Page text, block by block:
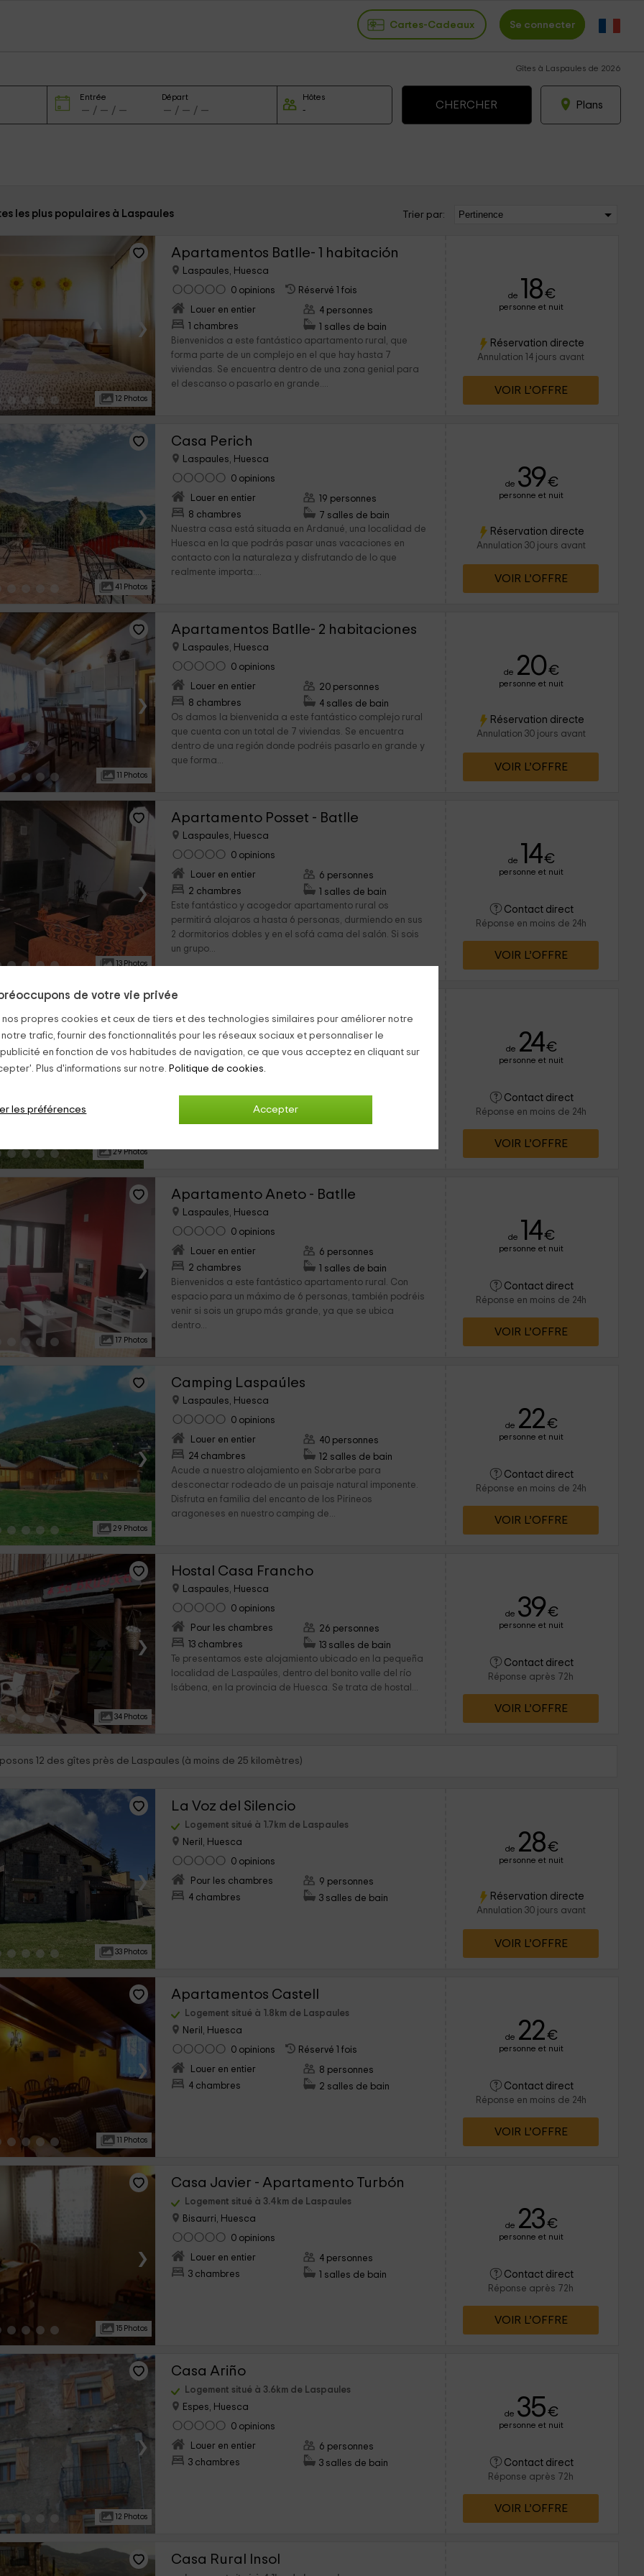
de votre vie privée
nos propres cookies et ceux de tiers et des technologies similaires pour améliorer notre
trafic, fournir des fonctionnalités pour les réseaux sociaux et personnaliser le
en fonction de vos habitudes de navigation, ce que vous acceptez en cliquant sur
Plus d'informations sur notre. Politique de cookies.
Accepter
les préférences
Cartes-Cadeaux Se connecter
Gîtes à Laspaules de 2026
Entrée Départ Hôtes
Plans
les plus populaires à Laspaules Trier par:
›
12 Photos
Apartamentos Batlle- 1 habitación
Laspaules, Huesca
0 opinions
Réservé 1 fois
Louer en entier
1 chambres
4 personnes
1 salles de bain
Bienvenidos a este fantástico apartamento rural, que
forma parte de un complejo en el que hay hasta 7
viviendas. Se encuentra dentro de una zona genial para
el descanso o pasarlo en grande....
de 18€
personne et nuit
Réservation directe
Annulation 14 jours avant
VOIR L’OFFRE
›
41 Photos
Casa Perich
Laspaules, Huesca
0 opinions
Louer en entier
8 chambres
19 personnes
7 salles de bain
Nuestra casa está situada en Ardanué, una localidad de
Huesca en la que podrás pasar unas vacaciones en
contacto con la naturaleza y disfrutando de lo que
realmente importa:...
de 39€
personne et nuit
Réservation directe
Annulation 30 jours avant
VOIR L’OFFRE
›
11 Photos
Apartamentos Batlle- 2 habitaciones
Laspaules, Huesca
0 opinions
Louer en entier
8 chambres
20 personnes
4 salles de bain
Os damos la bienvenida a este fantástico complejo rural
que cuenta con un total de 7 viviendas. Se encuentra
dentro de una región donde podréis pasarlo en grande y
que forma...
de 20€
personne et nuit
Réservation directe
Annulation 30 jours avant
VOIR L’OFFRE
›
13 Photos
Apartamento Posset - Batlle
Laspaules, Huesca
0 opinions
Louer en entier
2 chambres
6 personnes
1 salles de bain
Este fantástico y acogedor apartamento rural os
permitirá alojaros a hasta 6 personas, durmiendo en sus
2 dormitorios dobles y en el sofá cama del salón. Si sois
un grupo...
de 14€
personne et nuit
Contact direct
Réponse en moins de 24h
VOIR L’OFFRE
›
29 Photos
Laspaules, Huesca
Louer en entier
Nuestro complejo de alojamientos se encuentra dentro
de la provincia de Huesca, que es un destino ideal para
que puedas disfrutar de la belleza de Laspaúles. En el
de 24€
personne et nuit
Contact direct
Réponse en moins de 24h
VOIR L’OFFRE
›
17 Photos
Apartamento Aneto - Batlle
Laspaules, Huesca
0 opinions
Louer en entier
2 chambres
6 personnes
1 salles de bain
Bienvenidos a este fantástico apartamento rural. Con
espacio para un máximo de 6 personas, también podréis
venir si sois un grupo más grande, ya que se ubica
dentro...
de 14€
personne et nuit
Contact direct
Réponse en moins de 24h
VOIR L’OFFRE
›
29 Photos
Camping Laspaúles
Laspaules, Huesca
0 opinions
Louer en entier
24 chambres
40 personnes
12 salles de bain
Acude a nuestro alojamiento en Sobrarbe para
desconectar rodeado de un paisaje natural imponente.
Disfruta en familia del encanto de los Pirineos
aragoneses en nuestro camping de...
de 22€
personne et nuit
Contact direct
Réponse en moins de 24h
VOIR L’OFFRE
›
34 Photos
Hostal Casa Francho
Laspaules, Huesca
0 opinions
Pour les chambres
13 chambres
26 personnes
13 salles de bain
Te presentamos este alojamiento ubicado en la pequeña
localidad de Laspaúles, dentro del bonito valle del río
Isábena, en la provincia de Huesca. Se trata de hostal...
de 39€
personne et nuit
Contact direct
Réponse après 72h
VOIR L’OFFRE
12 des gîtes près de Laspaules (à moins de 25 kilomètres)
›
33 Photos
La Voz del Silencio
Logement situé à 1.7km de Laspaules
Neril, Huesca
0 opinions
Pour les chambres
4 chambres
9 personnes
3 salles de bain
de 28€
personne et nuit
Réservation directe
Annulation 30 jours avant
VOIR L’OFFRE
›
11 Photos
Apartamentos Castell
Logement situé à 1.8km de Laspaules
Neril, Huesca
0 opinions
Réservé 1 fois
Louer en entier
4 chambres
8 personnes
2 salles de bain
de 22€
personne et nuit
Contact direct
Réponse en moins de 24h
VOIR L’OFFRE
›
15 Photos
Casa Javier - Apartamento Turbón
Logement situé à 3.4km de Laspaules
Bisaurri, Huesca
0 opinions
Louer en entier
3 chambres
4 personnes
1 salles de bain
de 23€
personne et nuit
Contact direct
Réponse après 72h
VOIR L’OFFRE
›
12 Photos
Casa Ariño
Logement situé à 3.6km de Laspaules
Espes, Huesca
0 opinions
Louer en entier
3 chambres
6 personnes
3 salles de bain
de 35€
personne et nuit
Contact direct
Réponse après 72h
VOIR L’OFFRE
Casa Rural Insol